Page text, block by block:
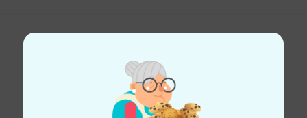
Newsletters Thomann